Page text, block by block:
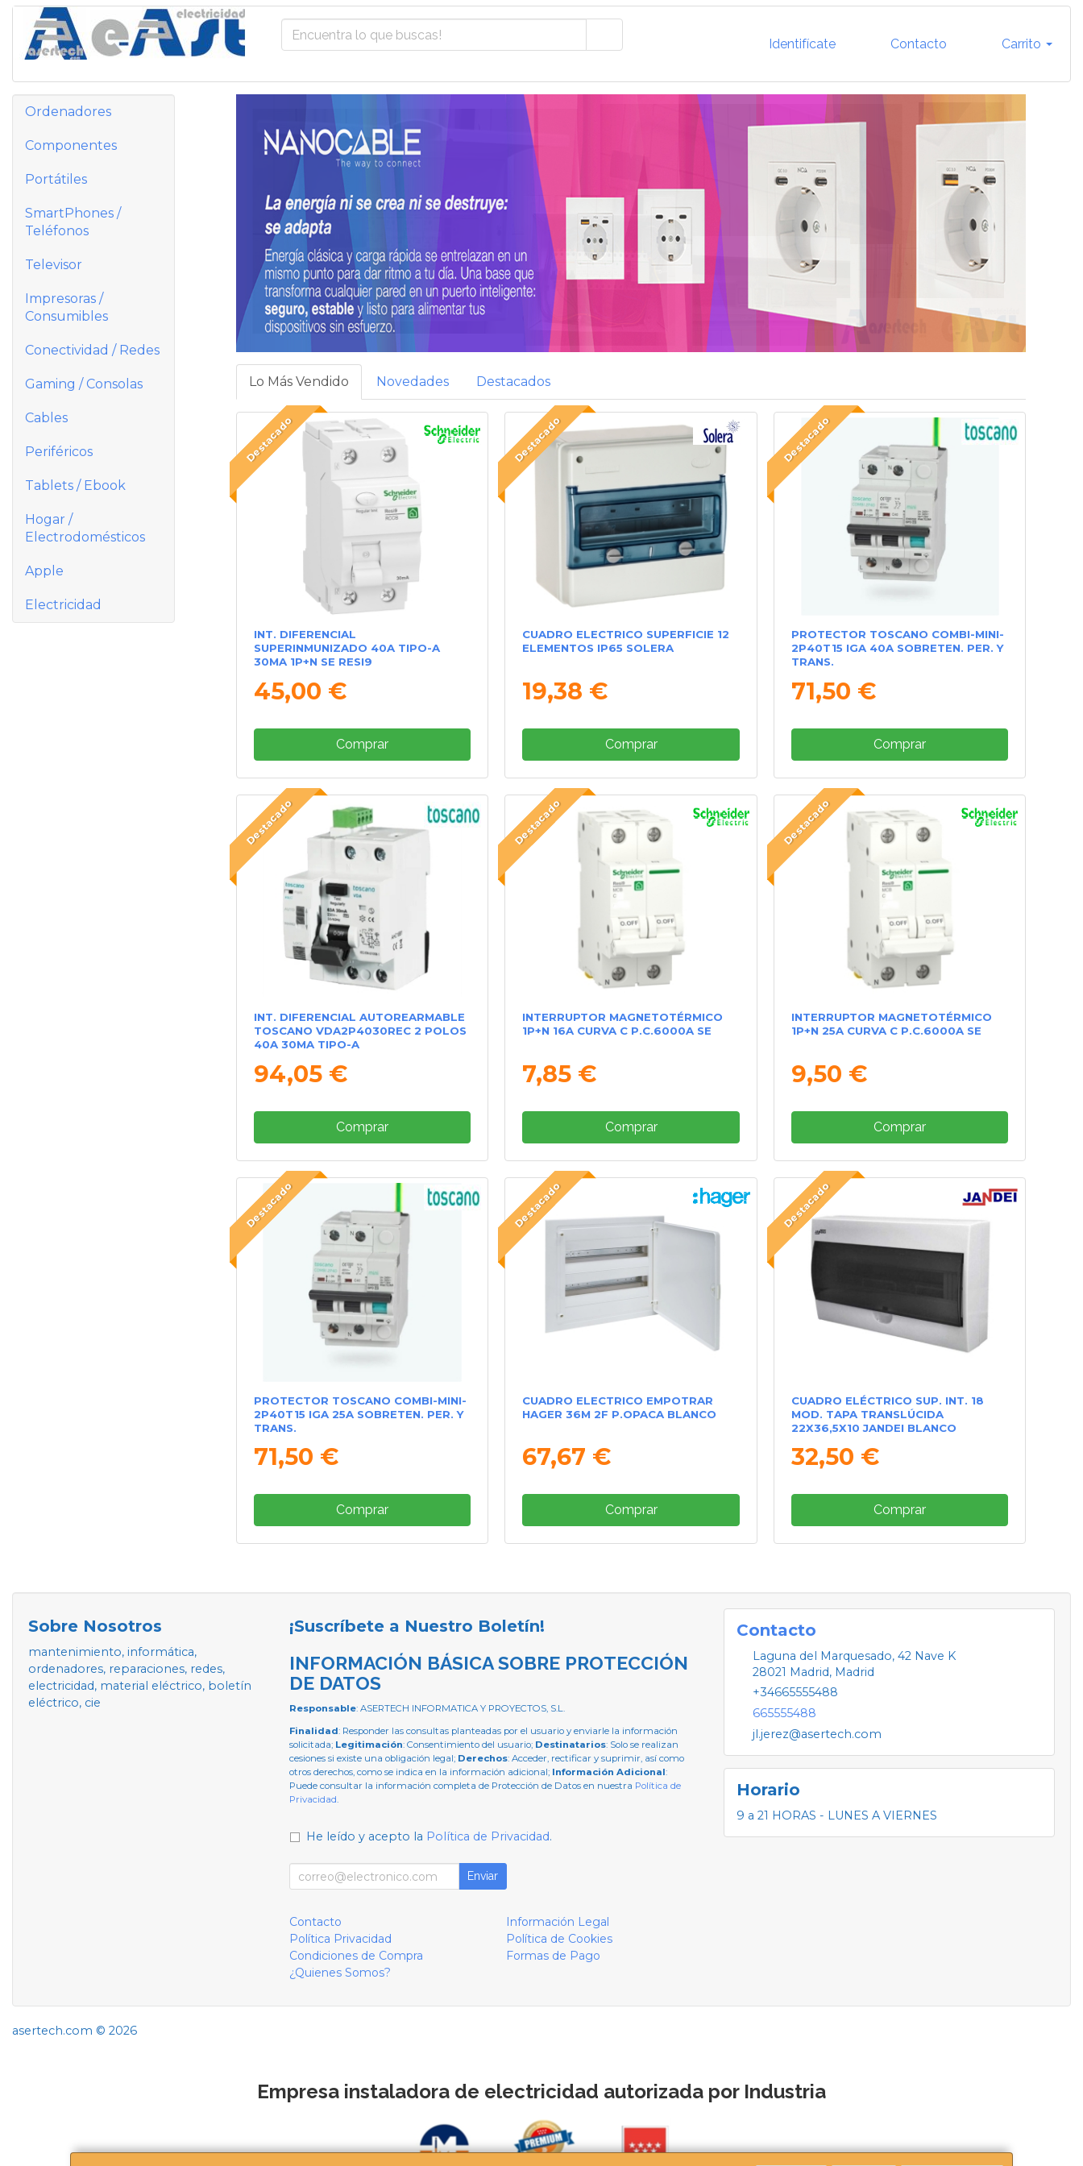
Identifícate Contacto Carrito
Ordenadores
Componentes
Portátiles
SmartPhones /
Teléfonos
Televisor
Impresoras /
Consumibles
Conectividad / Redes
Gaming / Consolas
Cables
Periféricos
Tablets / Ebook
Hogar /
Electrodomésticos
Apple
Electricidad
Lo Más Vendido Novedades Destacados
Destacado
INT. DIFERENCIAL
SUPERINMUNIZADO 40A TIPO-A
30MA 1P+N SE RESI9
45,00 €
Comprar
Destacado
CUADRO ELECTRICO SUPERFICIE 12
ELEMENTOS IP65 SOLERA
19,38 €
Comprar
Destacado
PROTECTOR TOSCANO COMBI-MINI-
2P40T15 IGA 40A SOBRETEN. PER. Y
TRANS.
71,50 €
Comprar
Destacado
INT. DIFERENCIAL AUTOREARMABLE
TOSCANO VDA2P4030REC 2 POLOS
40A 30MA TIPO-A
94,05 €
Comprar
Destacado
INTERRUPTOR MAGNETOTÉRMICO
1P+N 16A CURVA C P.C.6000A SE
7,85 €
Comprar
Destacado
INTERRUPTOR MAGNETOTÉRMICO
1P+N 25A CURVA C P.C.6000A SE
9,50 €
Comprar
Destacado
PROTECTOR TOSCANO COMBI-MINI-
2P40T15 IGA 25A SOBRETEN. PER. Y
TRANS.
71,50 €
Comprar
Destacado
CUADRO ELECTRICO EMPOTRAR
HAGER 36M 2F P.OPACA BLANCO
67,67 €
Comprar
Destacado
CUADRO ELÉCTRICO SUP. INT. 18
MOD. TAPA TRANSLÚCIDA
22X36,5X10 JANDEI BLANCO
32,50 €
Comprar
Sobre Nosotros
mantenimiento, informática,
ordenadores, reparaciones, redes,
electricidad, material eléctrico, boletín
eléctrico, cie
¡Suscríbete a Nuestro Boletín!
INFORMACIÓN BÁSICA SOBRE PROTECCIÓN
DE DATOS
Responsable: ASERTECH INFORMATICA Y PROYECTOS, S.L.
Finalidad: Responder las consultas planteadas por el usuario y enviarle la información
solicitada; Legitimación: Consentimiento del usuario; Destinatarios: Solo se realizan
cesiones si existe una obligación legal; Derechos: Acceder, rectificar y suprimir, así como
otros derechos, como se indica en la información adicional; Información Adicional:
Puede consultar la información completa de Protección de Datos en nuestra Política de
Privacidad.
He leído y acepto la Política de Privacidad.
Enviar
Contacto
Información Legal
Política Privacidad
Política de Cookies
Condiciones de Compra
Formas de Pago
¿Quienes Somos?
Contacto
Laguna del Marquesado, 42 Nave K
28021 Madrid, Madrid
+34665555488
665555488
jl.jerez@asertech.com
Horario
9 a 21 HORAS - LUNES A VIERNES
asertech.com © 2026
Empresa instaladora de electricidad autorizada por Industria